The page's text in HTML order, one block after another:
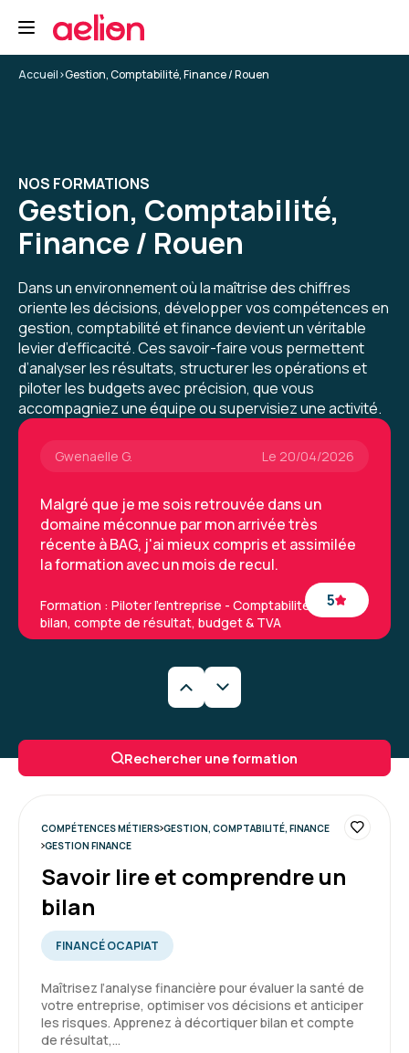
Accueil>Gestion, Comptabilité, Finance / Rouen
NOS FORMATIONS
Gestion, Comptabilité,
Finance / Rouen
Dans un environnement où la maîtrise des chiffres
oriente les décisions, développer vos compétences en
gestion, comptabilité et finance devient un véritable
levier d’efficacité. Ces savoir-faire vous permettent
d’analyser les résultats, structurer les opérations et
piloter les budgets avec précision, que vous
accompagniez une équipe ou supervisiez une activité.
Ce second niveau était nécessaire pour
l'application des acquisitions du 1er niveau.
Formation : Perfectionnement à la paie, niveau 2
Glawdys G. Le 12/11/2025
5
Formation : Perfectionnement à la paie, niveau 2
Gwenaelle G. Le 20/04/2026
5
Malgré que je me sois retrouvée dans un
domaine méconnue par mon arrivée très
récente à BAG, j'ai mieux compris et assimilée
la formation avec un mois de recul.
Formation : Piloter l'entreprise - Comptabilité, base
bilan, compte de résultat, budget & TVA
Formation très enrichissante où j'ai beaucoup
appris et pour lequel j'arrive à mettre des mots
Formation : Savoir lire et comprendre un bilan
Emmanuelle H.
Formation très complète et m'ayant permis de
fortement progresser sur la matière.
Formation : Savoir lire et comprendre un bilan
Rechercher une formation
COMPÉTENCES MÉTIERS GESTION, COMPTABILITÉ, FINANCE
GESTION FINANCE
Savoir lire et comprendre un
bilan
FINANCÉ OCAPIAT
Maîtrisez l’analyse financière pour évaluer la santé de
votre entreprise, optimiser vos décisions et anticiper
les risques. Apprenez à décortiquer bilan et compte
de résultat,…